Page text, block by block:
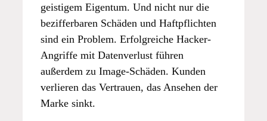
geistigem Eigentum. Und nicht nur die
bezifferbaren Schäden und Haftpflichten
sind ein Problem. Erfolgreiche Hacker-
Angriffe mit Datenverlust führen
außerdem zu Image-Schäden. Kunden
verlieren das Vertrauen, das Ansehen der
Marke sinkt.